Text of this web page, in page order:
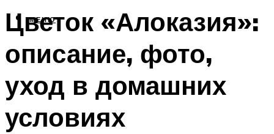
МЕНЮ
Цветок «Алоказия»:
описание, фото,
уход в домашних
условиях